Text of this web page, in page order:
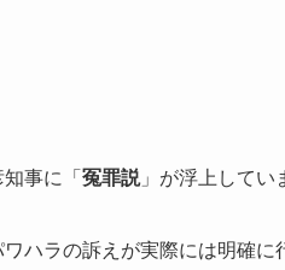
事に「 冤罪説」が浮上してい
ハラの訴えが実際には明確に